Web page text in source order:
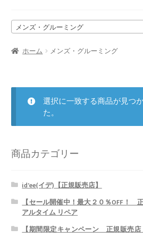
取引条件（利用規約）
プライバシーポリシー
メンズ・グルーミング
ホーム メンズ・グルーミング
メンズ・グルー
選択に一致する商品が見つ
た。
商品カテゴリー
id’ee(イデ)【正規販売店】
【セール開催中！最大２０％OFF！
アルタイム リペア
【期間限定キャンペーン 正規販売